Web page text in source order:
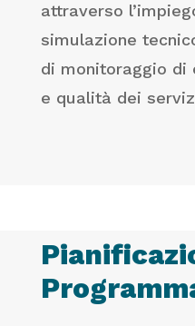
attraverso
simulazione
di monitoraggio di
e qualità dei